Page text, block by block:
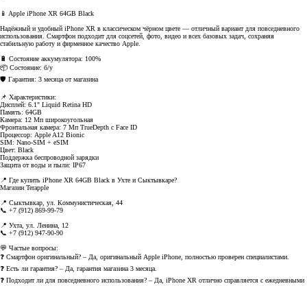
📱 Apple iPhone XR 64GB Black
Надёжный и удобный iPhone XR в классическом чёрном цвете — отличный вариант для повседневного
использования. Смартфон подходит для соцсетей, фото, видео и всех базовых задач, сохраняя
стабильную работу и фирменное качество Apple.
🔋 Состояние аккумулятора: 100%
📦 Состояние: б/у
🛡️ Гарантия: 3 месяца от магазина
📌 Характеристики:
Дисплей: 6.1" Liquid Retina HD
Память: 64GB
Камера: 12 Мп широкоугольная
Фронтальная камера: 7 Мп TrueDepth с Face ID
Процессор: Apple A12 Bionic
SIM: Nano-SIM + eSIM
Цвет: Black
Поддержка беспроводной зарядки
Защита от воды и пыли: IP67
📍 Где купить iPhone XR 64GB Black в Ухте и Сыктывкаре?
Магазин Terapple
📍 Сыктывкар, ул. Коммунистическая, 44
📞 +7 (912) 869-99-79
📍 Ухта, ул. Ленина, 12
📞 +7 (912) 947-90-90
💬 Частые вопросы:
❓ Смартфон оригинальный? – Да, оригинальный Apple iPhone, полностью проверен специалистами.
❓ Есть ли гарантия? – Да, гарантия магазина 3 месяца.
❓ Подходит ли для повседневного использования? – Да, iPhone XR отлично справляется с ежедневными